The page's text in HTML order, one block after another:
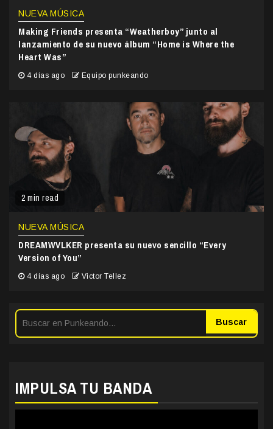
NUEVA MÚSICA
Making Friends presenta “Weatherboy” junto al
lanzamiento de su nuevo álbum “Home is Where the
Heart Was”
4 días ago Equipo punkeando
2 min read
NUEVA MÚSICA
DREAMWVLKER presenta su nuevo sencillo “Every
Version of You”
4 días ago Victor Tellez
Buscar
IMPULSA TU BANDA